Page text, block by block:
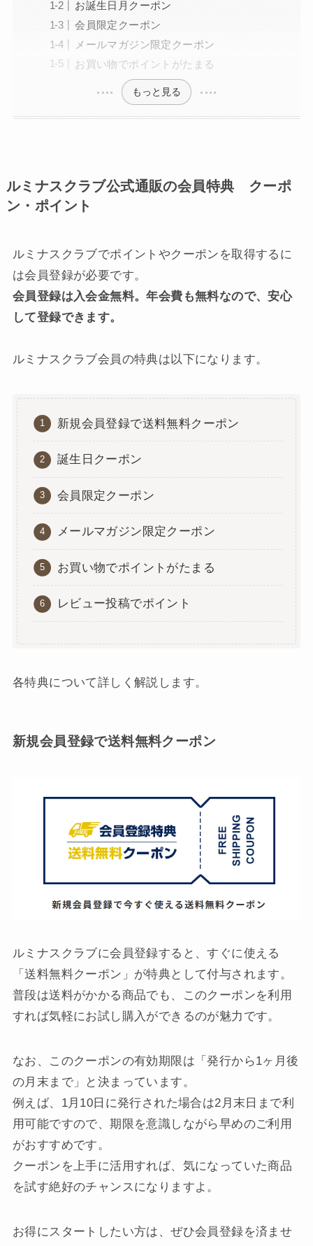
お誕生日月クーポン
会員限定クーポン
メールマガジン限定クーポン
お買い物でポイントがたまる
もっと見る
ルミナスクラブ公式通販の会員特典 クーポ
ン・ポイント
ルミナスクラブでポイントやクーポンを取得するに
は会員登録が必要です。
会員登録は入会金無料。年会費も無料なので、安心
して登録できます。
ルミナスクラブ会員の特典は以下になります。
新規会員登録で送料無料クーポン
誕生日クーポン
会員限定クーポン
メールマガジン限定クーポン
お買い物でポイントがたまる
レビュー投稿でポイント
各特典について詳しく解説します。
新規会員登録で送料無料クーポン
ルミナスクラブに会員登録すると、すぐに使える
「送料無料クーポン」が特典として付与されます。
普段は送料がかかる商品でも、このクーポンを利用
すれば気軽にお試し購入ができるのが魅力です。
なお、このクーポンの有効期限は「発行から1ヶ月後
の月末まで」と決まっています。
例えば、1月10日に発行された場合は2月末日まで利
用可能ですので、期限を意識しながら早めのご利用
がおすすめです。
クーポンを上手に活用すれば、気になっていた商品
を試す絶好のチャンスになりますよ。
お得にスタートしたい方は、ぜひ会員登録を済ませ